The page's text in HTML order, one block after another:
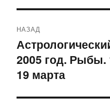
по
записям
НАЗАД
Предыдущая
запись:
2005 год.
19 марта